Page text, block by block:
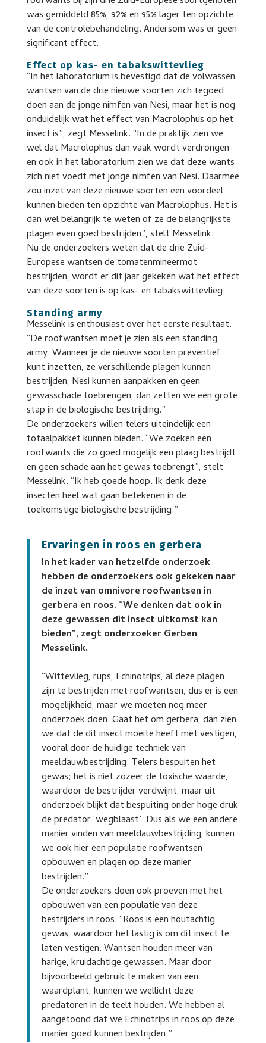
was gemiddeld 85%, 92% en 95% lager ten opzichte
van de controlebehandeling. Andersom was er geen
significant effect.
Effect op kas- en tabakswittevlieg
“In het laboratorium is bevestigd dat de volwassen
wantsen van de drie nieuwe soorten zich tegoed
doen aan de jonge nimfen van Nesi, maar het is nog
onduidelijk wat het effect van Macrolophus op het
insect is”, zegt Messelink. “In de praktijk zien we
wel dat Macrolophus dan vaak wordt verdrongen
en ook in het laboratorium zien we dat deze wants
zich niet voedt met jonge nimfen van Nesi. Daarmee
zou inzet van deze nieuwe soorten een voordeel
kunnen bieden ten opzichte van Macrolophus. Het is
dan wel belangrijk te weten of ze de belangrijkste
plagen even goed bestrijden”, stelt Messelink.
Nu de onderzoekers weten dat de drie Zuid-
Europese wantsen de tomatenmineermot
bestrijden, wordt er dit jaar gekeken wat het effect
van deze soorten is op kas- en tabakswittevlieg.
Standing army
Messelink is enthousiast over het eerste resultaat.
“De roofwantsen moet je zien als een standing
army. Wanneer je de nieuwe soorten preventief
kunt inzetten, ze verschillende plagen kunnen
bestrijden, Nesi kunnen aanpakken en geen
gewasschade toebrengen, dan zetten we een grote
stap in de biologische bestrijding.”
De onderzoekers willen telers uiteindelijk een
totaalpakket kunnen bieden. “We zoeken een
roofwants die zo goed mogelijk een plaag bestrijdt
en geen schade aan het gewas toebrengt”, stelt
Messelink. “Ik heb goede hoop. Ik denk deze
insecten heel wat gaan betekenen in de
toekomstige biologische bestrijding.”
Ervaringen in roos en gerbera
In het kader van hetzelfde onderzoek
hebben de onderzoekers ook gekeken naar
de inzet van omnivore roofwantsen in
gerbera en roos. “We denken dat ook in
deze gewassen dit insect uitkomst kan
bieden”, zegt onderzoeker Gerben
Messelink.
“Wittevlieg, rups, Echinotrips, al deze plagen
zijn te bestrijden met roofwantsen, dus er is een
mogelijkheid, maar we moeten nog meer
onderzoek doen. Gaat het om gerbera, dan zien
we dat de dit insect moeite heeft met vestigen,
vooral door de huidige techniek van
meeldauwbestrijding. Telers bespuiten het
gewas; het is niet zozeer de toxische waarde,
waardoor de bestrijder verdwijnt, maar uit
onderzoek blijkt dat bespuiting onder hoge druk
de predator ‘wegblaast’. Dus als we een andere
manier vinden van meeldauwbestrijding, kunnen
we ook hier een populatie roofwantsen
opbouwen en plagen op deze manier
bestrijden.”
De onderzoekers doen ook proeven met het
opbouwen van een populatie van deze
bestrijders in roos. “Roos is een houtachtig
gewas, waardoor het lastig is om dit insect te
laten vestigen. Wantsen houden meer van
harige, kruidachtige gewassen. Maar door
bijvoorbeeld gebruik te maken van een
waardplant, kunnen we wellicht deze
predatoren in de teelt houden. We hebben al
aangetoond dat we Echinotrips in roos op deze
manier goed kunnen bestrijden.”